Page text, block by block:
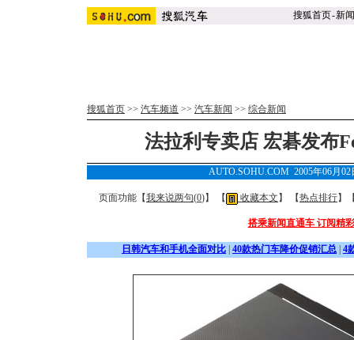
搜狐首页-新闻
搜狐首页 >> 汽车频道 >> 汽车新闻 >> 综合新闻
法拉利专卖店 宏碁发布
AUTO.SOHU.COM 2005年06月
页面功能【我来说两句(0)】 【 收藏本文 】 【热点排行】
搭乘新闻直通车 订阅精
日韩汽车和手机全面对比 40款热门车降价促销汇总 4